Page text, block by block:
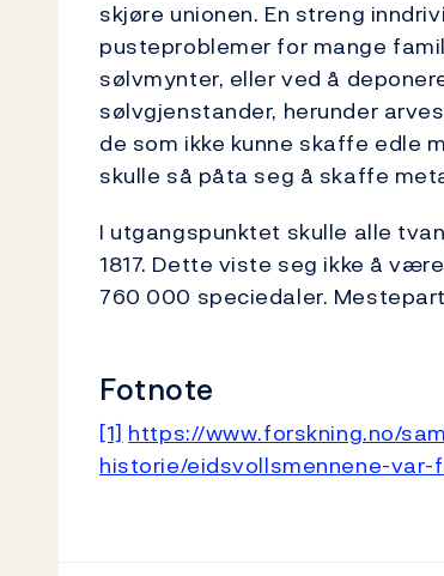
skjøre unionen. En streng
pusteproblemer for mange
sølvmynter, eller ved å
sølvgjenstander, herunder
de som ikke kunne skaffe edle
skulle så påta seg å skaffe
I utgangspunktet skulle alle
1817. Dette viste seg ikke å
760 000 speciedaler.
Fotnote
[1] https://www.forskning.no/
historie/eidsvollsmennene-